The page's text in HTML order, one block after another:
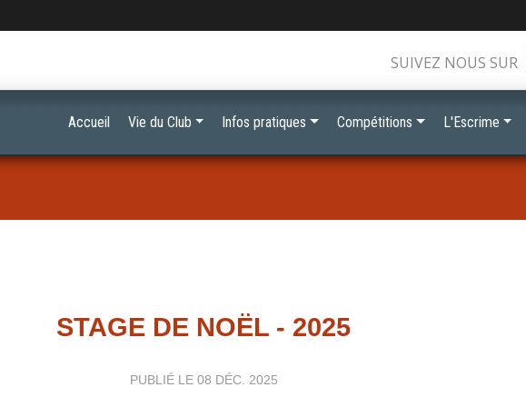
STAGE DE NOËL - 2025
PUBLIÉ LE 08 DÉC. 2025
SUIVEZ NOUS SUR
Accueil Vie du Club Infos pratiques Compétitions L'Escrime